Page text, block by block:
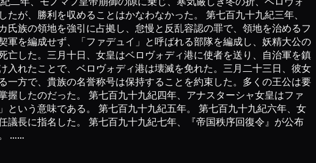
が、勝利を収めることはかなわなかった。 第七百九十九紀三年、
族の領地を強引に占拠し、怠慢と反乱容認の罪で、領地を治めるフ
を編成せず、「ファデュイ」と呼ばれる部隊を編成し、妖精大公の
した。三月十日、女皇はベロヴォディ港に使者を送り、自治軍を鎮
れたことで、ベロヴォディ港は壊滅を免れた。三月二十三日、彼女
方で、貴族の名誉称号は保持することを約束した。多くの王公は要
したのだった。 第七百九十九紀四年、アナスターシャ女皇はファ
いう意味である。 第七百九十九紀五年。 第七百九十九紀六年、女
長に指名した。 第七百九十九紀七年、『帝国秩序回復令』が公布
……